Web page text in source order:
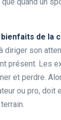
bienfaits de la
diriger son
présent. Les
et perdre.
ou pro,